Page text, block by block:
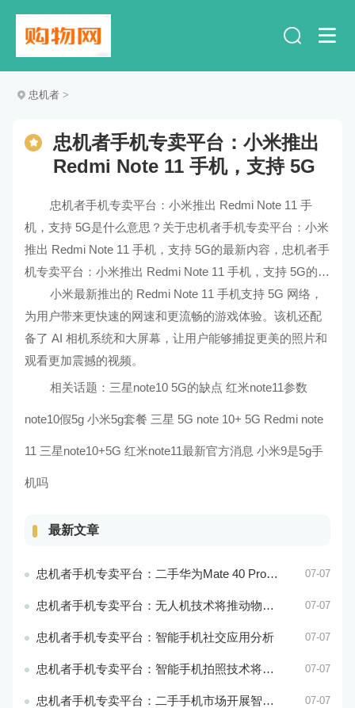
忠机者 >
忠机者手机专卖平台：小米推出
Redmi Note 11 手机，支持 5G
忠机者手机专卖平台：小米推出 Redmi Note 11 手
机，支持 5G是什么意思？关于忠机者手机专卖平台：小米
推出 Redmi Note 11 手机，支持 5G的最新内容，忠机者手
机专卖平台：小米推出 Redmi Note 11 手机，支持 5G的解
释及解读。
小米最新推出的 Redmi Note 11 手机支持 5G 网络，
为用户带来更快速的网速和更流畅的游戏体验。该机还配
备了 AI 相机系统和大屏幕，让用户能够捕捉更美的照片和
观看更加震撼的视频。
相关话题： 三星note10 5G的缺点 红米note11参数
note10假5g 小米5g套餐 三星 5G note 10+ 5G Redmi note
11 三星note10+5G 红米note11最新官方消息 小米9是5g手
机吗
最新文章
忠机者手机专卖平台：二手华为Mate 40 Pro市场价格持续波动 07-07
忠机者手机专卖平台：无人机技术将推动物流行业的智能化发展 07-07
忠机者手机专卖平台：智能手机社交应用分析 07-07
忠机者手机专卖平台：智能手机拍照技术将不断升级，成为手机行业的重要趋势 07-07
忠机者手机专卖平台：二手手机市场开展智能化运营，优化市场流程和效率 07-07